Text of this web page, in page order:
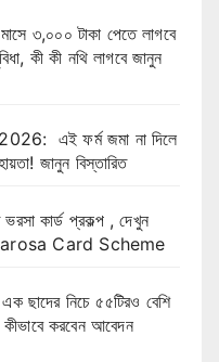
৩,০০০ টাকা পেতে লাগবে
কী কী নথি লাগবে জানুন
এই ফর্ম জমা না দিলে
জানুন বিস্তারিত
কার্ড প্রকল্প , দেখুন
Card Scheme
নিচে ৫৫টিরও বেশি
কীভাবে করবেন আবেদন